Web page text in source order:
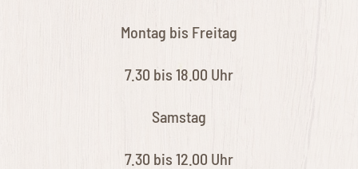
Montag bis Freitag
7.30 bis 18.00 Uhr
Samstag
7.30 bis 12.00 Uhr